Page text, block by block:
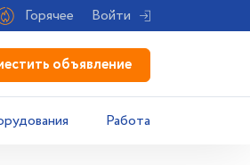
Горячее Войти
объявление
Работа